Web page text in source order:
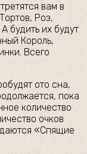
вам в
Роз,
будить их будут
Король,
Всего
ото сна,
пока
количество
очков
«Спящие